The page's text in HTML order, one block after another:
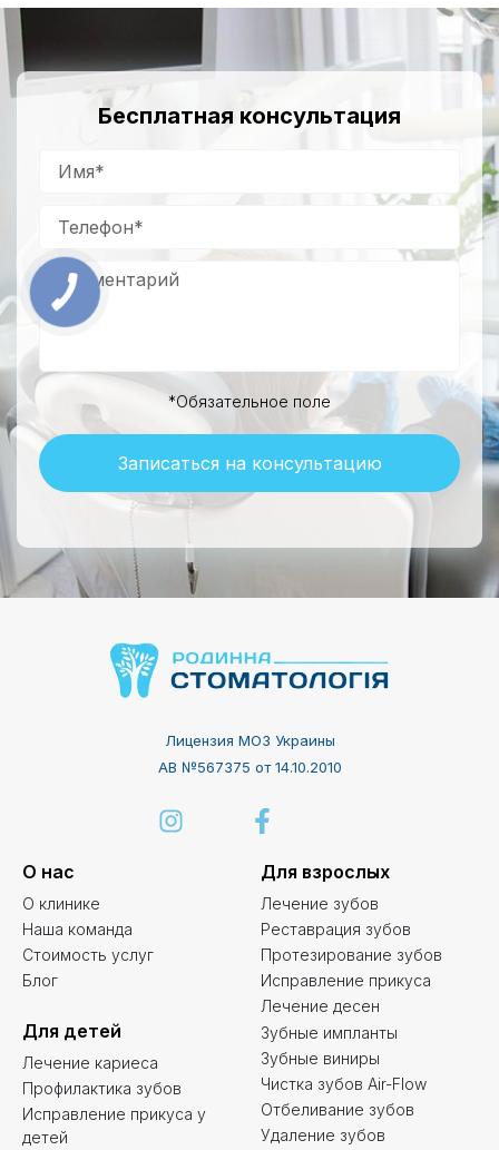
Бесплатная консультация
*Обязательное поле
Записаться на консультацию
Лицензия МОЗ Украины
АВ №567375 от 14.10.2010
О нас
О клинике
Наша команда
Стоимость услуг
Блог
Для взрослых
Лечение зубов
Реставрация зубов
Протезирование зубов
Исправление прикуса
Лечение десен
Зубные импланты
Зубные виниры
Чистка зубов Air-Flow
Отбеливание зубов
Удаление зубов
Для детей
Лечение кариеса
Профилактика зубов
Исправление прикуса у
детей